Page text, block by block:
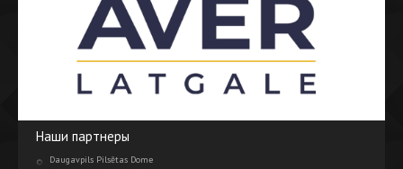
Наши партнеры
Daugavpils Pilsētas Dome